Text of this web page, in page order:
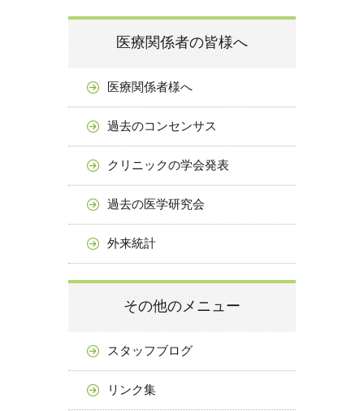
医療関係者の皆様へ
医療関係者様へ
過去のコンセンサス
クリニックの学会発表
過去の医学研究会
外来統計
その他のメニュー
スタッフブログ
リンク集